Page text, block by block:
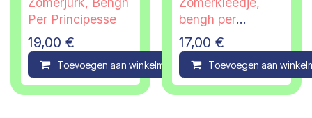
Per Principesse
19,00 €
Toevoegen aan winkelmandje Compare
bengh per
principesse, 5/6
jaar
17,00 €
Toevoegen aan